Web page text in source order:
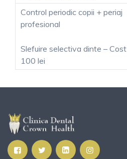
Control periodic copii + periaj
profesional
Slefuire selectiva dinte – Cost
100 lei